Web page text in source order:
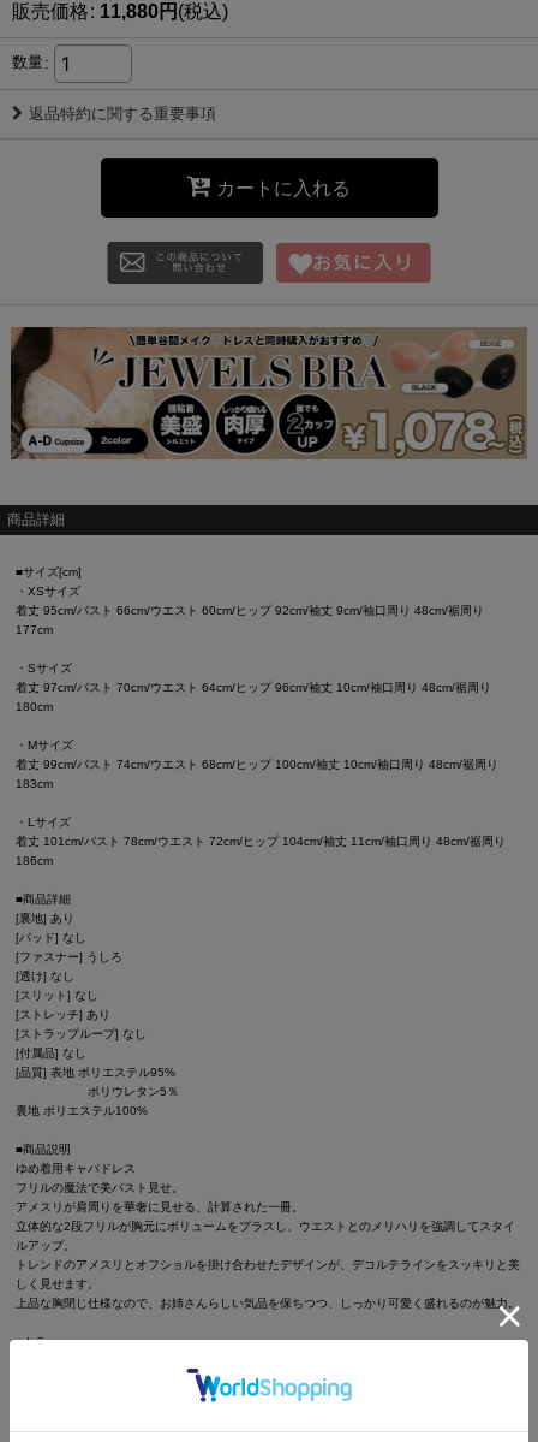
販売価格: 11,880円 (税込)
数量:
返品特約に関する重要事項
カートに入れる
商品詳細
■サイズ[cm]
・XSサイズ
着丈 95cm/バスト 66cm/ウエスト 60cm/ヒップ 92cm/袖丈 9cm/袖口周り 48cm/裾周り
177cm
・Sサイズ
着丈 97cm/バスト 70cm/ウエスト 64cm/ヒップ 96cm/袖丈 10cm/袖口周り 48cm/裾周り
180cm
・Mサイズ
着丈 99cm/バスト 74cm/ウエスト 68cm/ヒップ 100cm/袖丈 10cm/袖口周り 48cm/裾周り
183cm
・Lサイズ
着丈 101cm/バスト 78cm/ウエスト 72cm/ヒップ 104cm/袖丈 11cm/袖口周り 48cm/裾周り
186cm
■商品詳細
[裏地] あり
[パッド] なし
[ファスナー] うしろ
[透け] なし
[スリット] なし
[ストレッチ] あり
[ストラップループ] なし
[付属品] なし
[品質] 表地 ポリエステル95%
ポリウレタン5％
裏地 ポリエステル100%
■商品説明
ゆめ着用キャバドレス
フリルの魔法で美バスト見せ。
アメスリが肩周りを華奢に見せる、計算された一冊。
立体的な2段フリルが胸元にボリュームをプラスし、ウエストとのメリハリを強調してスタイ
ルアップ。
トレンドのアメスリとオフショルを掛け合わせたデザインが、デコルテラインをスッキリと美
しく見せます。
上品な胸閉じ仕様なので、お姉さんらしい気品を保ちつつ、しっかり可愛く盛れるのが魅力。
■カラー